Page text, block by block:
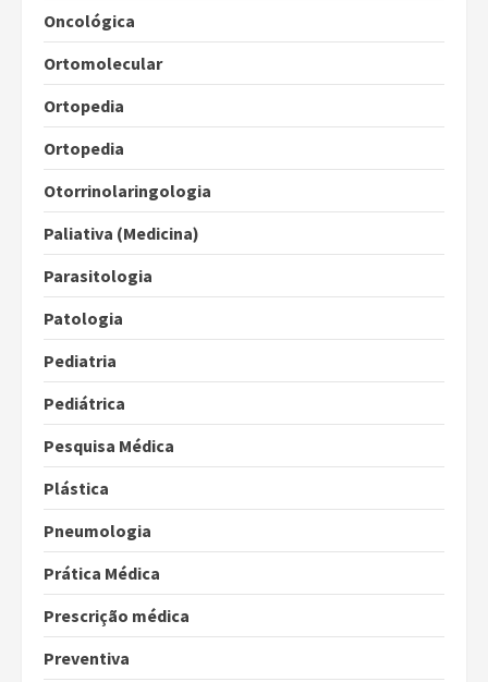
Oncológica
Ortomolecular
Ortopedia
Ortopedia
Otorrinolaringologia
Paliativa (Medicina)
Parasitologia
Patologia
Pediatria
Pediátrica
Pesquisa Médica
Plástica
Pneumologia
Prática Médica
Prescrição médica
Preventiva